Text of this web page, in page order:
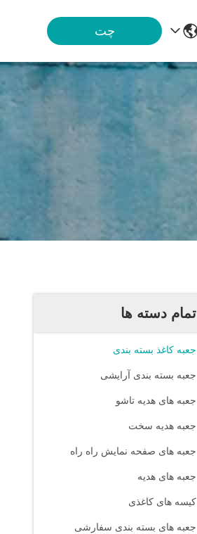
چت
تمام دسته ها
جعبه کاغذ بسته بندی
جعبه بسته بندی آرایشی
جعبه های هدیه تاشو
جعبه هديه سخت
جعبه های صفحه نمایش راه راه
جعبه های هدیه
کیسه های کاغذی
جعبه های بسته بندی سفارشی